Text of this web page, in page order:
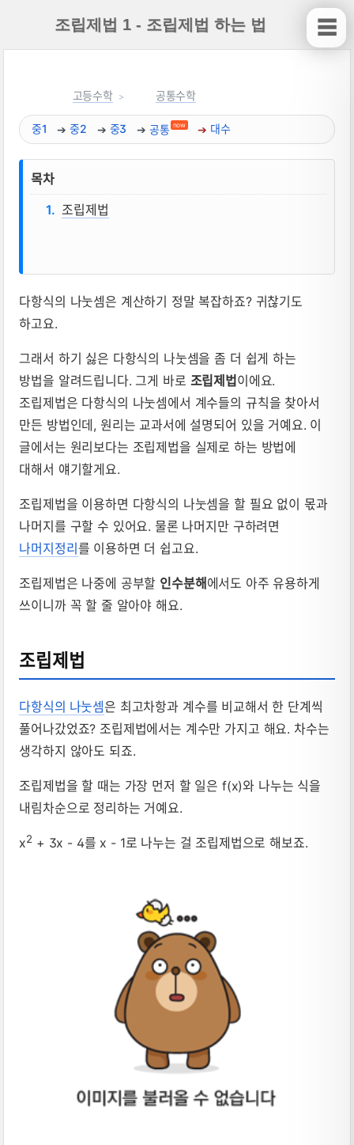
조립제법 1 - 조립제법 하는 법
고등수학 공통수학
중1 중2 중3 공통 now 대수
목차
조립제법
조립제법 1 - 조립제법 하는 법 뜻, 성질,
다항식의 나눗셈은 계산하기 정말 복잡하죠? 귀찮기도
하고요.
그래서 하기 싫은 다항식의 나눗셈을 좀 더 쉽게 하는
방법을 알려드립니다. 그게 바로 조립제법 이에요.
조립제법은 다항식의 나눗셈에서 계수들의 규칙을 찾아서
만든 방법인데, 원리는 교과서에 설명되어 있을 거예요. 이
글에서는 원리보다는 조립제법을 실제로 하는 방법에
대해서 얘기할게요.
조립제법을 이용하면 다항식의 나눗셈을 할 필요 없이 몫과
나머지를 구할 수 있어요. 물론 나머지만 구하려면
나머지정리를 이용하면 더 쉽고요.
조립제법은 나중에 공부할 인수분해 에서도 아주 유용하게
쓰이니까 꼭 할 줄 알아야 해요.
조립제법
다항식의 나눗셈은 최고차항과 계수를 비교해서 한 단계씩
풀어나갔었죠? 조립제법에서는 계수만 가지고 해요. 차수는
생각하지 않아도 되죠.
조립제법을 할 때는 가장 먼저 할 일은 f(x)와 나누는 식을
내림차순으로 정리하는 거예요.
x2 + 3x - 4를 x - 1로 나누는 걸 조립제법으로 해보죠.
☰